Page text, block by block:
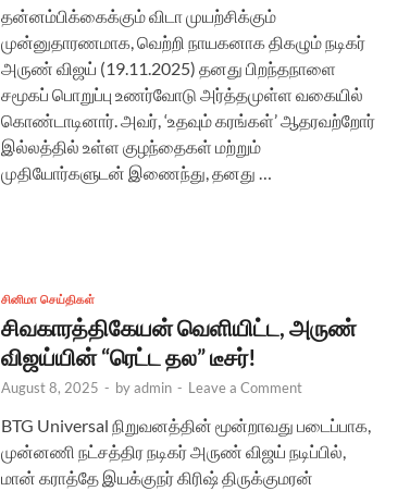
தன்னம்பிக்கைக்கும் விடா முயற்சிக்கும்
முன்னுதாரணமாக, வெற்றி நாயகனாக திகழும் நடிகர்
அருண் விஜய் (19.11.2025) தனது பிறந்தநாளை
சமூகப் பொறுப்பு உணர்வோடு அர்த்தமுள்ள வகையில்
கொண்டாடினார். அவர், ‘உதவும் கரங்கள்’ ஆதரவற்றோர்
இல்லத்தில் உள்ள குழந்தைகள் மற்றும்
முதியோர்களுடன் இணைந்து, தனது …
சினிமா செய்திகள்
சிவகாரத்திகேயன் வெளியிட்ட, அருண்
விஜய்யின் “ரெட்ட தல” டீசர்!
August 8, 2025 - byadmin - Leave a Comment
BTG Universal நிறுவனத்தின் மூன்றாவது படைப்பாக,
முன்னணி நட்சத்திர நடிகர் அருண் விஜய் நடிப்பில்,
மான் கராத்தே இயக்குநர் கிரிஷ் திருக்குமரன்